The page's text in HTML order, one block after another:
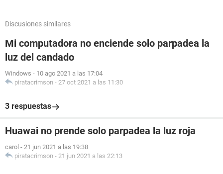
Discusiones similares
Mi computadora no enciende solo parpadea la
luz del candado
Windows - 10 ago 2021 a las 17:04
piratacrimson - 27 oct 2021 a las 11:30
3 respuestas
Huawai no prende solo parpadea la luz roja
carol - 21 jun 2021 a las 19:38
piratacrimson - 21 jun 2021 a las 22:13